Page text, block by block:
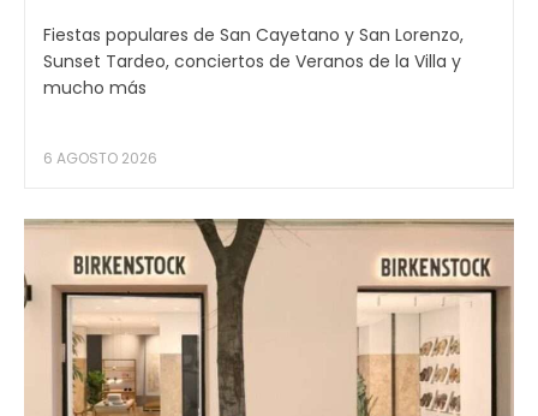
Fiestas populares de San Cayetano y San Lorenzo,
Sunset Tardeo, conciertos de Veranos de la Villa y
mucho más
6 AGOSTO 2026